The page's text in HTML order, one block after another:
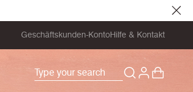
Geschäftskunden-KontoHilfe & Kontakt